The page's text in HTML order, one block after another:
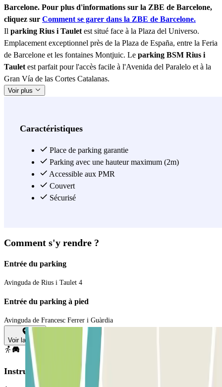
Barcelone. Pour plus d'informations sur la ZBE de Barcelone,
cliquez sur Comment se garer dans la ZBE de Barcelone.
Il parking Rius i Taulet est situé face à la Plaza del Universo.
Emplacement exceptionnel près de la Plaza de España, entre la Feria
de Barcelone et les fontaines Montjuic. Le parking BSM Rius i
Taulet est parfait pour l'accès facile à l'Avenida del Paralelo et à la
Gran Vía de las Cortes Catalanas.
Voir plus
Caractéristiques
Place de parking garantie
Parking avec une hauteur maximum (2m)
Accessible aux PMR
Couvert
Sécurisé
Comment s'y rendre ?
Entrée du parking
Avinguda de Rius i Taulet 4
Entrée du parking à pied
Avinguda de Francesc Ferrer i Guàrdia
Voir la carte
Instructions